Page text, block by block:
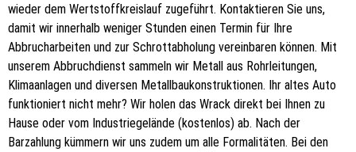
wieder dem Wertstoffkreislauf zugeführt. Kontaktieren Sie uns,
damit wir innerhalb weniger Stunden einen Termin für Ihre
Abbrucharbeiten und zur Schrottabholung vereinbaren können. Mit
unserem Abbruchdienst sammeln wir Metall aus Rohrleitungen,
Klimaanlagen und diversen Metallbaukonstruktionen. Ihr altes Auto
funktioniert nicht mehr? Wir holen das Wrack direkt bei Ihnen zu
Hause oder vom Industriegelände (kostenlos) ab. Nach der
Barzahlung kümmern wir uns zudem um alle Formalitäten. Bei den